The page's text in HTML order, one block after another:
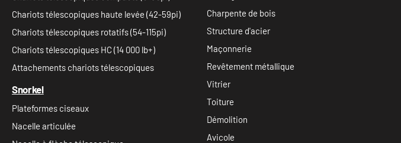
Chariots télescopiques haute levée (42-59pi)
Chariots télescopiques rotatifs (54-115pi)
Chariots télescopiques HC (14 000 lb+)
Attachements chariots télescopiques
Snorkel
Plateformes ciseaux
Nacelle articulée
Charpente de bois
Structure d'acier
Maçonnerie
Revêtement métallique
Vitrier
Toiture
Démolition
Avicole